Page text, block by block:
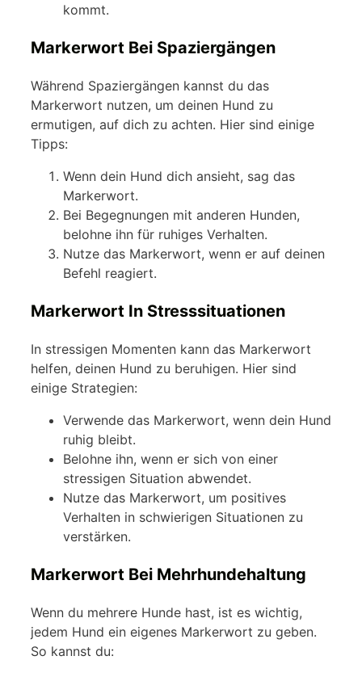
kommt.
Markerwort Bei Spaziergängen
Während Spaziergängen kannst du das
Markerwort nutzen, um deinen Hund zu
ermutigen, auf dich zu achten. Hier sind einige
Tipps:
Wenn dein Hund dich ansieht, sag das
Markerwort.
Bei Begegnungen mit anderen Hunden,
belohne ihn für ruhiges Verhalten.
Nutze das Markerwort, wenn er auf deinen
Befehl reagiert.
Markerwort In Stresssituationen
In stressigen Momenten kann das Markerwort
helfen, deinen Hund zu beruhigen. Hier sind
einige Strategien:
Verwende das Markerwort, wenn dein Hund
ruhig bleibt.
Belohne ihn, wenn er sich von einer
stressigen Situation abwendet.
Nutze das Markerwort, um positives
Verhalten in schwierigen Situationen zu
verstärken.
Markerwort Bei Mehrhundehaltung
Wenn du mehrere Hunde hast, ist es wichtig,
jedem Hund ein eigenes Markerwort zu geben.
So kannst du: